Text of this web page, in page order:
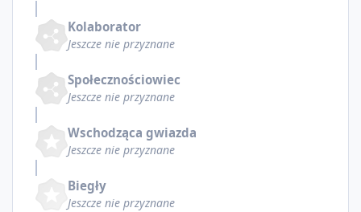
Kolaborator
Jeszcze nie przyznane
Społecznościowiec
Jeszcze nie przyznane
Wschodząca gwiazda
Jeszcze nie przyznane
Biegły
Jeszcze nie przyznane